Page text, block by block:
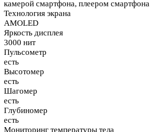
камерой смартфона, плеером смартфона
Технология экрана
AMOLED
Яркость дисплея
3000 нит
Пульсометр
есть
Высотомер
есть
Шагомер
есть
Глубиномер
есть
Мониторинг температуры тела